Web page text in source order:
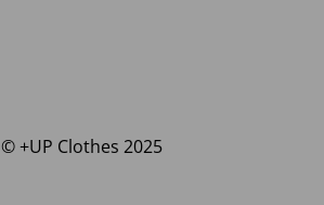
© +UP Clothes 2025